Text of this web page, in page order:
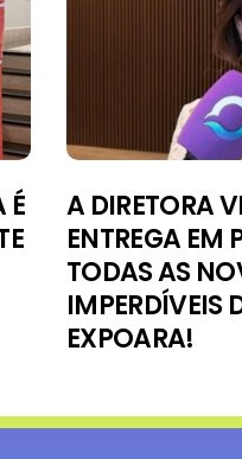
É
A DIRETORA
ENTREGA EM
TODAS AS
IMPERDÍVEIS
EXPOARA!